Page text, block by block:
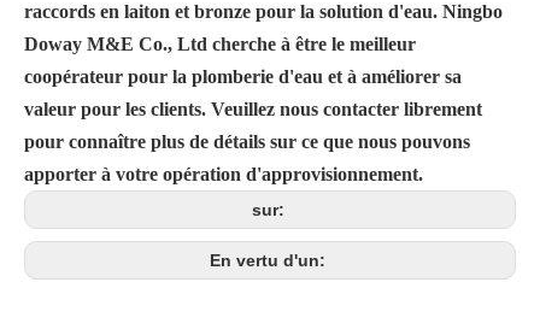
raccords en laiton et bronze pour la solution d'eau. Ningbo
Doway M&E Co., Ltd cherche à être le meilleur
coopérateur pour la plomberie d'eau et à améliorer sa
valeur pour les clients. Veuillez nous contacter librement
pour connaître plus de détails sur ce que nous pouvons
apporter à votre opération d'approvisionnement.
sur:
En vertu d'un: